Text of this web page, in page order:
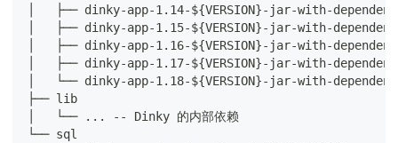
│   ├── dinky-app-1.14-${VERSION}-jar-with-
│   ├── dinky-app-1.15-${VERSION}-jar-with-
│   ├── dinky-app-1.16-${VERSION}-jar-with-
│   ├── dinky-app-1.17-${VERSION}-jar-with-
│   └── dinky-app-1.18-${VERSION}-jar-with-
├── lib
│   └── ... -- Dinky 的内部依赖
└── sql